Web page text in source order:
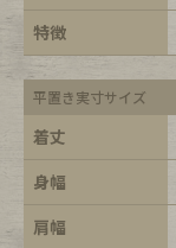
特徴
平置き実寸サイズ
着丈
身幅
肩幅